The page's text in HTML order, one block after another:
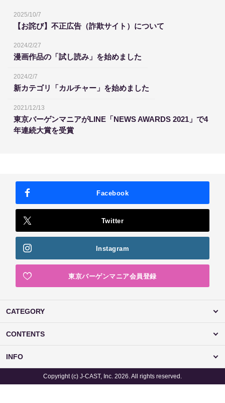
2025/10/7
【お詫び】不正広告（詐欺サイト）について
2024/2/27
漫画作品の「試し読み」を始めました
2024/2/7
新カテゴリ「カルチャー」を始めました
2021/12/13
東京バーゲンマニアがLINE「NEWS AWARDS 2021」で4
年連続大賞を受賞
Facebook
Twitter
Instagram
東京バーゲンマニア会員登録
CATEGORY
CONTENTS
INFO
Copyright (c) J-CAST, Inc. 2026. All rights reserved.